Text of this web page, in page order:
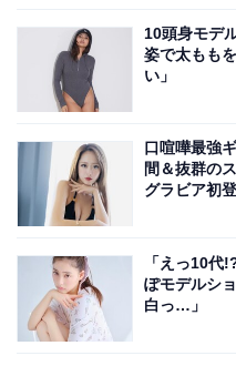
10頭身モデ
姿で太もも
い」
口喧嘩最強
間＆抜群の
グラビア初
「えっ10代
ぽモデルシ
白っ…」